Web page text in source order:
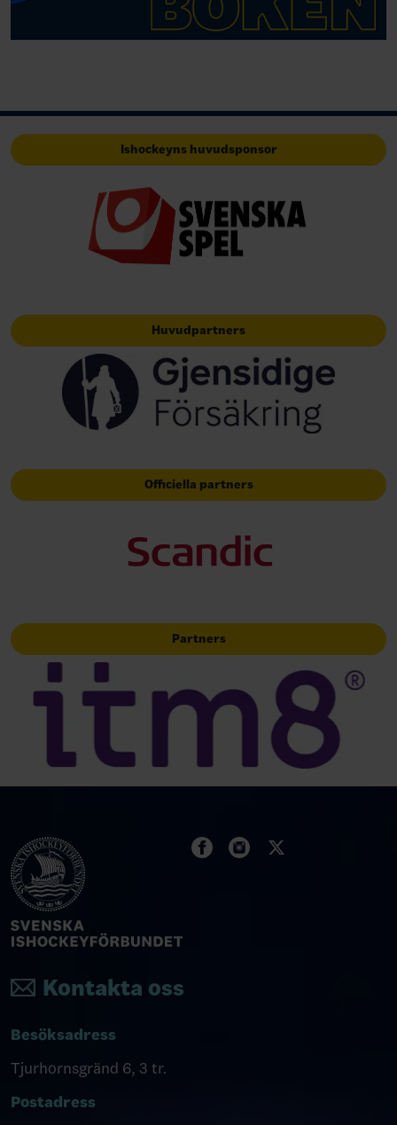
Ishockeyns huvudsponsor
Huvudpartners
Officiella partners
Partners
Kontakta oss
Besöksadress
Tjurhornsgränd 6, 3 tr.
Postadress